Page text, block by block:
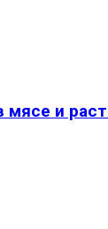
мясе и